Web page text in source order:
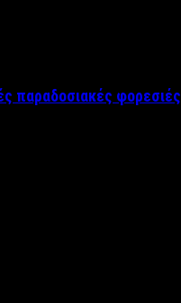
παραδοσιακές φορεσιές